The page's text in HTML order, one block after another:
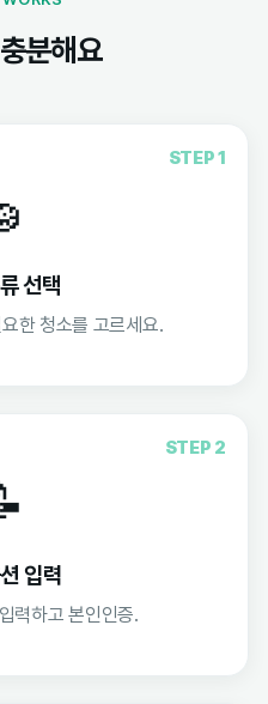
분해요
STEP 1
선택
한 청소를 고르세요.
STEP 2
입력
력하고 본인인증.